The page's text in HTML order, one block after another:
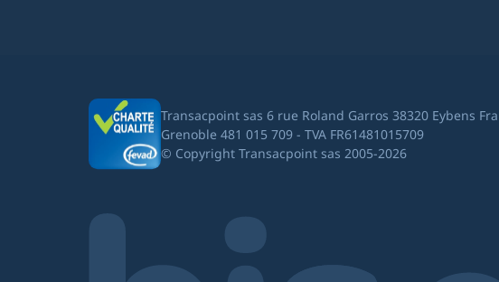
Transacpoint sas 6 rue Roland Garros 38320 Eybens
Grenoble 481 015 709 - TVA FR61481015709